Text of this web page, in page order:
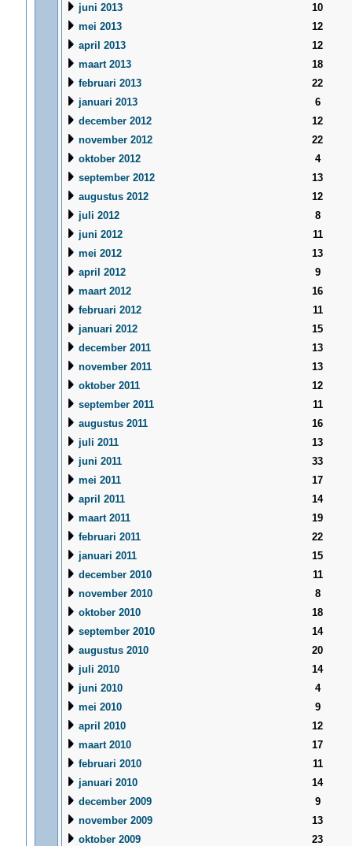
juni 2013
10
mei 2013
12
april 2013
12
maart 2013
18
februari 2013
22
januari 2013
6
december 2012
12
november 2012
22
oktober 2012
4
september 2012
13
augustus 2012
12
juli 2012
8
juni 2012
11
mei 2012
13
april 2012
9
maart 2012
16
februari 2012
11
januari 2012
15
december 2011
13
november 2011
13
oktober 2011
12
september 2011
11
augustus 2011
16
juli 2011
13
juni 2011
33
mei 2011
17
april 2011
14
maart 2011
19
februari 2011
22
januari 2011
15
december 2010
11
november 2010
8
oktober 2010
18
september 2010
14
augustus 2010
20
juli 2010
14
juni 2010
4
mei 2010
9
april 2010
12
maart 2010
17
februari 2010
11
januari 2010
14
december 2009
9
november 2009
13
oktober 2009
23